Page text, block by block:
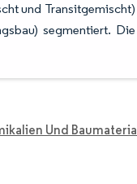
und Transitgemischt)
segmentiert. Die
Und